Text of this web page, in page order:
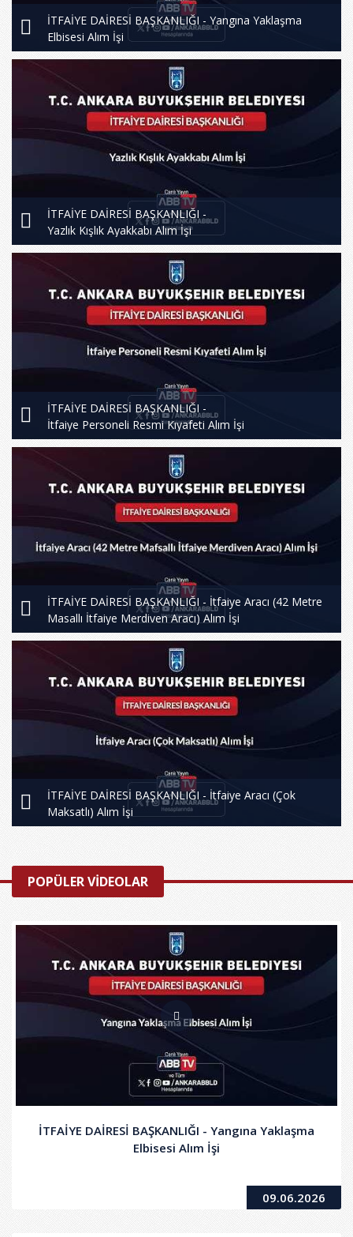
İTFAİYE DAİRESİ BAŞKANLIĞI - Yangına Yaklaşma
Elbisesi Alım İşi
İTFAİYE DAİRESİ BAŞKANLIĞI -
Yazlık Kışlık Ayakkabı Alım İşi
İTFAİYE DAİRESİ BAŞKANLIĞI -
İtfaiye Personeli Resmi Kıyafeti Alım İşi
İTFAİYE DAİRESİ BAŞKANLIĞI - İtfaiye Aracı (42 Metre
Masallı İtfaiye Merdiven Aracı) Alım İşi
İTFAİYE DAİRESİ BAŞKANLIĞI - İtfaiye Aracı (Çok
Maksatlı) Alım İşi
POPÜLER VİDEOLAR
İTFAİYE DAİRESİ BAŞKANLIĞI - Yangına Yaklaşma
Elbisesi Alım İşi
09.06.2026